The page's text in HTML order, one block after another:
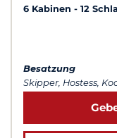
6 Kabinen
12
Besatzung
Skipper, Hostess,